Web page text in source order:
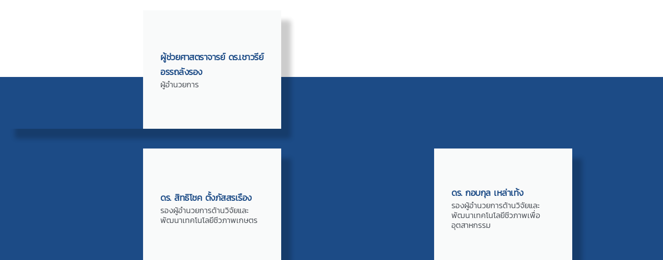
ผู้ช่วยศาสตราจารย์ ดร.เชาวรีย์
อรรถลังรอง
ผู้อำนวยการ​
ดร. สิทธิโชค ตั้งภัสสรเรือง
รองผู้อำนวยการด้านวิจัยและ
พัฒนาเทคโนโลยีชีวภาพเกษตร
ดร. กอบกุล เหล่าเท้ง
รองผู้อำนวยการด้านวิจัยและ
พัฒนาเทคโนโลยีชีวภาพเพื่อ
อุตสาหกรรม